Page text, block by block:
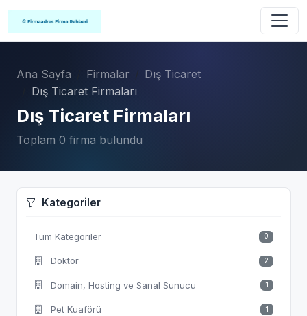
Ana Sayfa Firmalar
Dış Ticaret
Dış Ticaret Firmaları
Dış Ticaret Firmaları
Toplam 0 firma bulundu
Kategoriler
Tüm Kategoriler 0
Doktor 2
Domain, Hosting ve Sanal Sunucu 1
Pet Kuaförü 1